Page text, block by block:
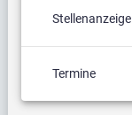
Stellenanzeige
Termine